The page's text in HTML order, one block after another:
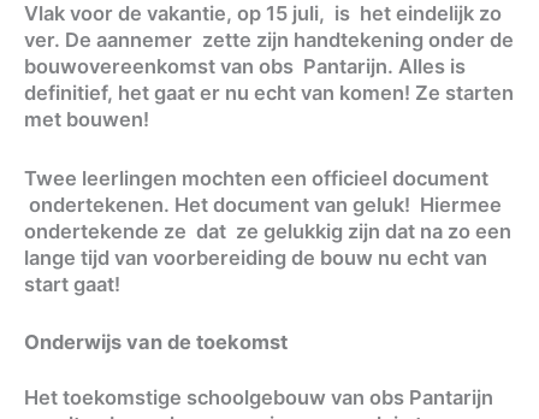
Vlak voor de vakantie, op 15 juli, is het eindelijk zo
ver. De aannemer zette zijn handtekening onder de
bouwovereenkomst van obs Pantarijn. Alles is
definitief, het gaat er nu echt van komen! Ze starten
met bouwen!
Twee leerlingen mochten een officieel document
ondertekenen. Het document van geluk! Hiermee
ondertekende ze dat ze gelukkig zijn dat na zo een
lange tijd van voorbereiding de bouw nu echt van
start gaat!
Onderwijs van de toekomst
Het toekomstige schoolgebouw van obs Pantarijn